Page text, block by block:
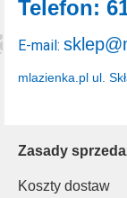
Zasady
Koszty dostaw
mlazienka.pl ul.
Telefon:
E-mail: